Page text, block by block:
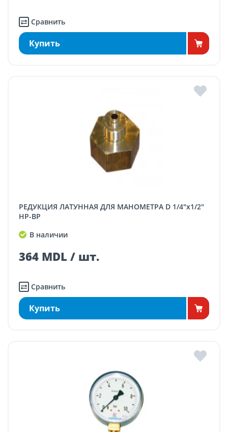
Сравнить
Купить
РЕДУКЦИЯ ЛАТУННАЯ ДЛЯ МАНОМЕТРА D 1/4"x1/2"
НР-ВР
В наличии
364 MDL / шт.
Сравнить
Купить